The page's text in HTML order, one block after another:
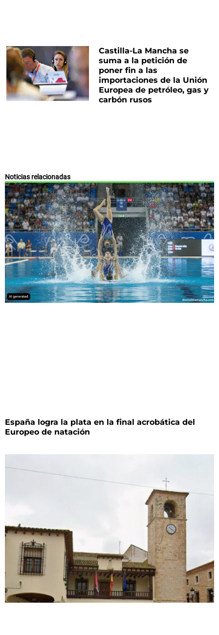
Castilla-La Mancha se
suma a la petición de
poner fin a las
importaciones de la Unión
Europea de petróleo, gas y
carbón rusos
Noticias relacionadas
España logra la plata en la final acrobática del
Europeo de natación